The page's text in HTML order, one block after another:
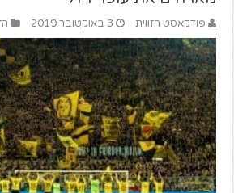
פודקאסט הזווית 3 באוקטובר 2019